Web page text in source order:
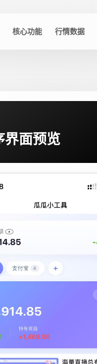
核心功能 行情数据
界面预览